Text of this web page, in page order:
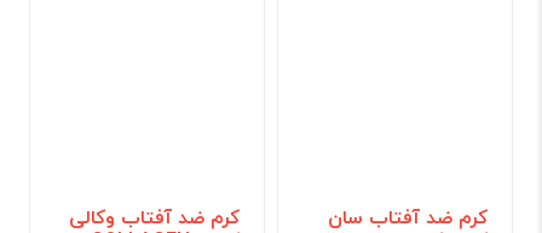
کرم ضد آفتاب سان کرم ضد آفتاب وکالی